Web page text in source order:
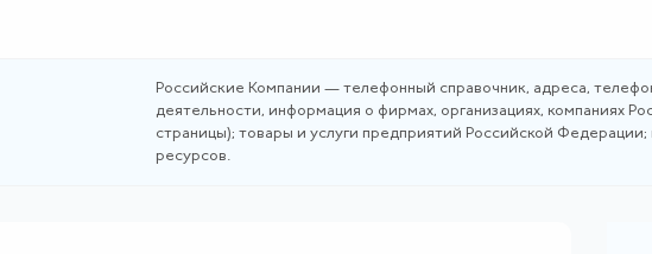
Российские Компании — телефонный справочник, адреса,
деятельности, информация о фирмах, организациях, компаниях
страницы); товары и услуги предприятий Российской Федерации;
ресурсов.